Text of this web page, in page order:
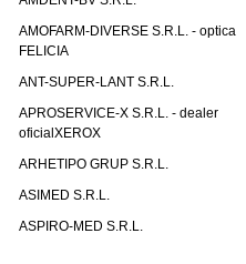
AMOFARM-DIVERSE S.R.L. - optica
FELICIA
ANT-SUPER-LANT S.R.L.
APROSERVICE-X S.R.L. - dealer
oficialXEROX
ARHETIPO GRUP S.R.L.
ASIMED S.R.L.
ASPIRO-MED S.R.L.